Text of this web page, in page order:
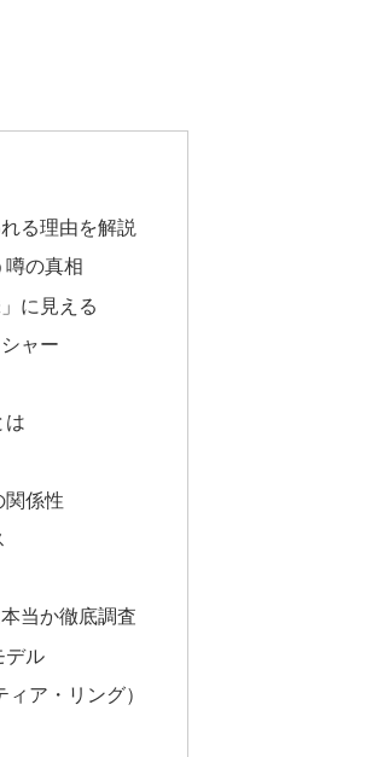
る理由を解説
噂の真相
に見える
ャー
は
関係性
当か徹底調査
デル
ア・リング）